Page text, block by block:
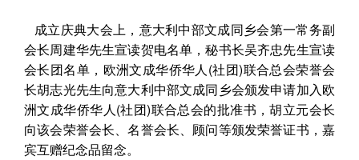
成立庆典大会上，意大利中部文成同乡会第一常务副
会长周建华先生宣读贺电名单，秘书长吴齐忠先生宣读
会长团名单，欧洲文成华侨华人(社团)联合总会荣誉会
长胡志光先生向意大利中部文成同乡会颁发申请加入欧
洲文成华侨华人(社团)联合总会的批准书，胡立元会长
向该会荣誉会长、名誉会长、顾问等颁发荣誉证书，嘉
宾互赠纪念品留念。